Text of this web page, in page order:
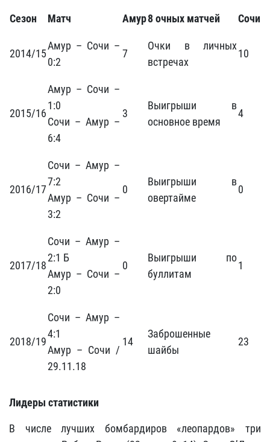
Сезон Матч Амур8 очных матчей Сочи
2014/15
Амур – Сочи –
0:2
7
Очки в личных
встречах
10
2015/16
Амур – Сочи –
1:0
Сочи – Амур –
6:4
3
Выигрыши в
основное время
4
2016/17
Сочи – Амур –
7:2
Амур – Сочи –
3:2
0
Выигрыши в
овертайме
0
2017/18
Сочи – Амур –
2:1 Б
Амур – Сочи –
2:0
0
Выигрыши по
буллитам
1
2018/19
Сочи – Амур –
4:1
Амур – Сочи /
29.11.18
14
Заброшенные
шайбы
23
Лидеры статистики
В числе лучших бомбардиров «леопардов» три